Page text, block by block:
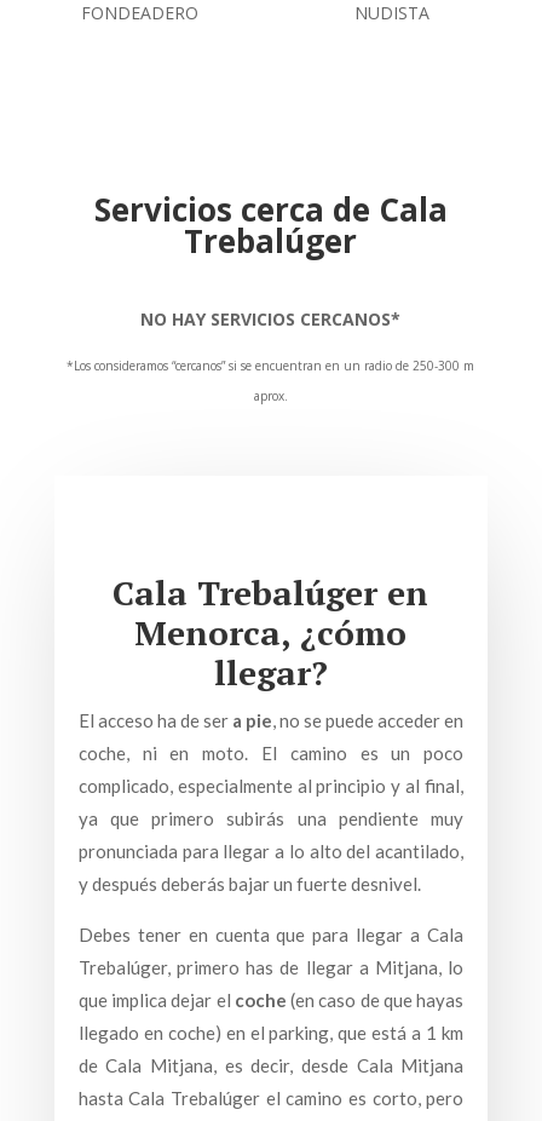
FONDEADERO NUDISTA
Servicios cerca de Cala
Trebalúger
NO HAY SERVICIOS CERCANOS*
*Los consideramos “cercanos” si se encuentran en un radio de 250-300 m
aprox.
Cala Trebalúger en
Menorca, ¿cómo
llegar?
El acceso ha de ser a pie, no se puede acceder en
coche, ni en moto. El camino es un poco
complicado, especialmente al principio y al final,
ya que primero subirás una pendiente muy
pronunciada para llegar a lo alto del acantilado,
y después deberás bajar un fuerte desnivel.
Debes tener en cuenta que para llegar a Cala
Trebalúger, primero has de llegar a Mitjana, lo
que implica dejar el coche (en caso de que hayas
llegado en coche) en el parking, que está a 1 km
de Cala Mitjana, es decir, desde Cala Mitjana
hasta Cala Trebalúger el camino es corto, pero